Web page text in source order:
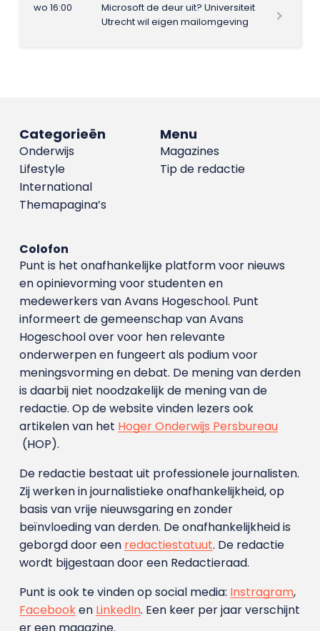
wo 16:00
Microsoft de deur uit? Universiteit
Utrecht wil eigen mailomgeving
Menu
Magazines
Tip de redactie
Categorieën
Onderwijs
Lifestyle
International
Themapagina’s
Colofon
Punt is het onafhankelijke platform voor nieuws
en opinievorming voor studenten en
medewerkers van Avans Hoge­school. Punt
informeert de gemeenschap van Avans
Hogeschool over voor hen relevante
onderwerpen en fungeert als podium voor
meningsvorming en debat. De mening van derden
is daarbij niet noodzakelijk de mening van de
redactie. Op de website vinden lezers ook
artikelen van het Hoger Onderwijs Persbureau
(HOP).
De redactie bestaat uit professionele journalisten.
Zij werken in journalistieke onafhankelijkheid, op
basis van vrije nieuwsgaring en zonder
beïnvloeding van derden. De onafhankelijkheid is
geborgd door een redactiestatuut. De redactie
wordt bijgestaan door een Redactieraad.
Punt is ook te vinden op social media: Instragram,
Facebooken LinkedIn. Een keer per jaar verschijnt
er een magazine.